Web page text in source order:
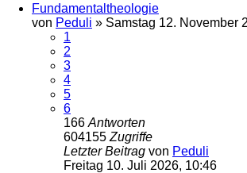
Fundamentaltheologie
von Peduli » Samstag 12. November
1
2
3
4
5
6
166 Antworten
604155 Zugriffe
Letzter Beitrag von Peduli
Freitag 10. Juli 2026, 10:46